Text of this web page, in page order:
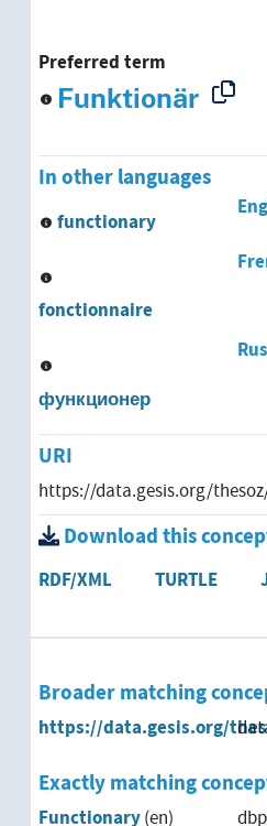
Preferred term
Funktionär
In other languages
functionary
fonctionnaire
функционер
URI
https://data.gesis.org/
Download this
RDF/XML TURTLE
Broader matching
https://data.gesis.org/
Exactly matching
Functionary(en)